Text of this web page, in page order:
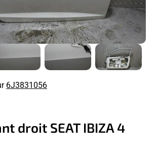
6J3831056
droit SEAT IBIZA 4